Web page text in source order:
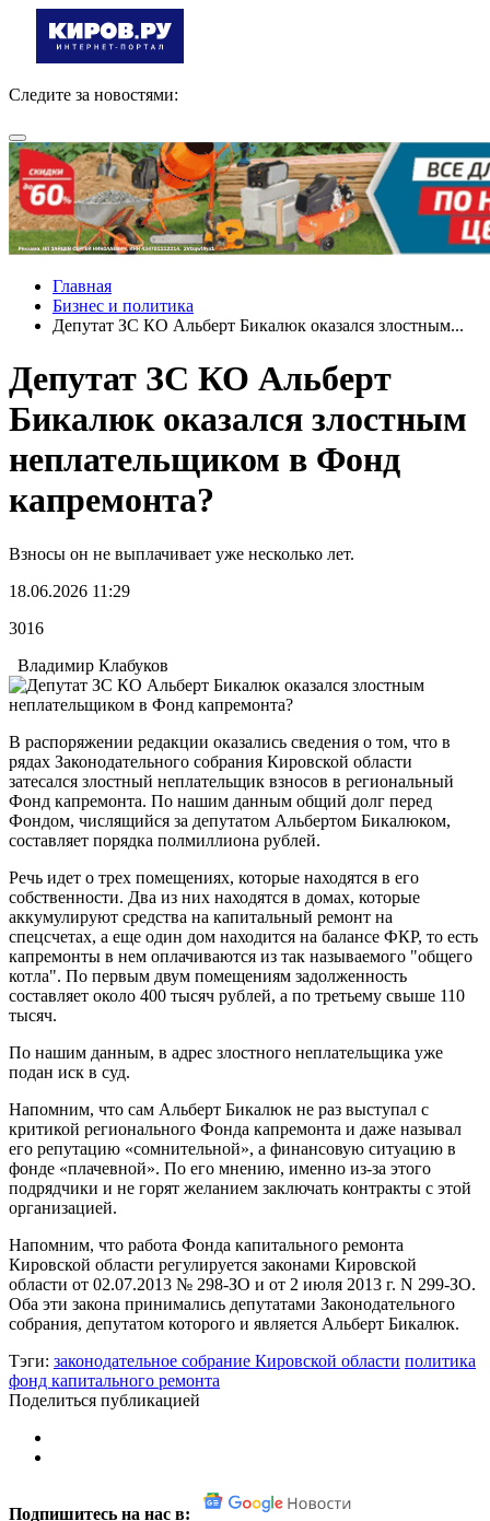
Следите за новостями:
Главная
Бизнес и политика
Депутат ЗС КО Альберт Бикалюк оказался злостным...
Депутат ЗС КО Альберт
Бикалюк оказался злостным
неплательщиком в Фонд
капремонта?
Взносы он не выплачивает уже несколько лет.
18.06.2026 11:29
3016
Владимир Клабуков
В распоряжении редакции оказались сведения о том, что в
рядах Законодательного собрания Кировской области
затесался злостный неплательщик взносов в региональный
Фонд капремонта. По нашим данным общий долг перед
Фондом, числящийся за депутатом Альбертом Бикалюком,
составляет порядка полмиллиона рублей.
Речь идет о трех помещениях, которые находятся в его
собственности. Два из них находятся в домах, которые
аккумулируют средства на капитальный ремонт на
спецсчетах, а еще один дом находится на балансе ФКР, то есть
капремонты в нем оплачиваются из так называемого "общего
котла". По первым двум помещениям задолженность
составляет около 400 тысяч рублей, а по третьему свыше 110
тысяч.
По нашим данным, в адрес злостного неплательщика уже
подан иск в суд.
Напомним, что сам Альберт Бикалюк не раз выступал с
критикой регионального Фонда капремонта и даже называл
его репутацию «сомнительной», а финансовую ситуацию в
фонде «плачевной». По его мнению, именно из-за этого
подрядчики и не горят желанием заключать контракты с этой
организацией.
Напомним, что работа Фонда капитального ремонта
Кировской области регулируется законами Кировской
области от 02.07.2013 № 298-ЗО и от 2 июля 2013 г. N 299-ЗО.
Оба эти закона принимались депутатами Законодательного
собрания, депутатом которого и является Альберт Бикалюк.
Тэги: законодательное собрание Кировской области политика
фонд капитального ремонта
Поделиться публикацией
Подпишитесь на нас в: